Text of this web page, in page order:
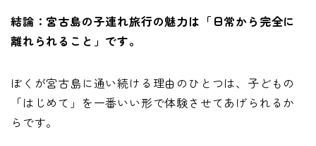
結論：宮古島の子連れ旅行の魅力は「日常から完全に
離れられること」です。
ぼくが宮古島に通い続ける理由のひとつは、子どもの
「はじめて」を一番いい形で体験させてあげられるか
らです。